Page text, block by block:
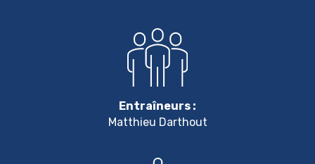
Entraîneurs :
Matthieu Darthout